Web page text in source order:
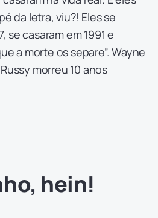
da letra, viu?! Eles se
se casaram em 1991 e
a morte os separe”. Wayne
morreu 10 anos
hein!